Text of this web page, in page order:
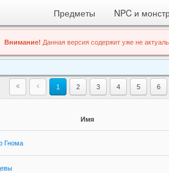
Предметы NPC и
Внимание! Данная версия содержит уже не
1 2 3 4 5 6
Имя
Гнома